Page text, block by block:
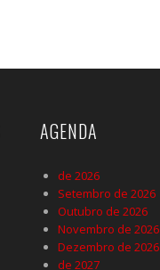
AGENDA
de 2026
Setembro de 2026
Outubro de 2026
Novembro de 2026
Dezembro de 2026
de 2027